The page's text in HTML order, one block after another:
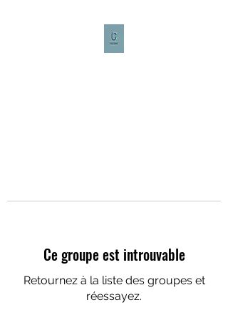
Ce groupe est introuvable
Retournez à la liste des groupes et
réessayez.